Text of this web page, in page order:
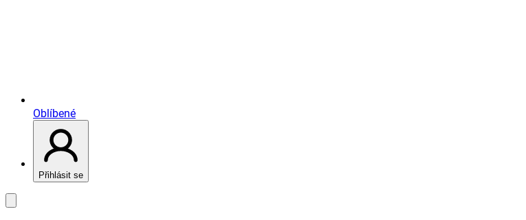
Oblíbené
Přihlásit se